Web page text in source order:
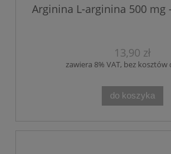
Arginina L-arginina 500 mg
13,90 zł
zawiera 8% VAT, bez
do koszyka